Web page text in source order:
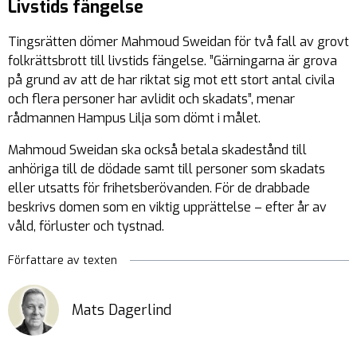
Livstids fängelse
Tingsrätten dömer Mahmoud Sweidan för två fall av grovt
folkrättsbrott till livstids fängelse. ”Gärningarna är grova
på grund av att de har riktat sig mot ett stort antal civila
och flera personer har avlidit och skadats”, menar
rådmannen Hampus Lilja som dömt i målet.
Mahmoud Sweidan ska också betala skadestånd till
anhöriga till de dödade samt till personer som skadats
eller utsatts för frihetsberövanden. För de drabbade
beskrivs domen som en viktig upprättelse – efter år av
våld, förluster och tystnad.
Författare av texten
Mats Dagerlind